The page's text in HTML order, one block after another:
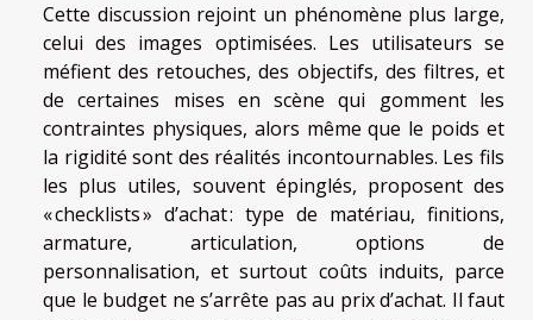
Cette discussion rejoint un phénomène plus large,
celui des images optimisées. Les utilisateurs se
méfient des retouches, des objectifs, des filtres, et
de certaines mises en scène qui gomment les
contraintes physiques, alors même que le poids et
la rigidité sont des réalités incontournables. Les fils
les plus utiles, souvent épinglés, proposent des
« checklists » d’achat : type de matériau, finitions,
armature, articulation, options de
personnalisation, et surtout coûts induits, parce
que le budget ne s’arrête pas au prix d’achat. Il faut